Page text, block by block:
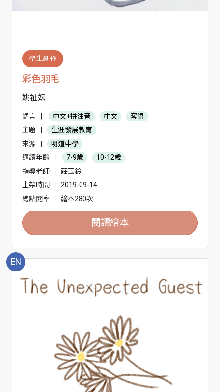
學生創作
彩色羽毛
姚祉妘
語言 中文+拼注音 中文
客語
主題
生涯發展教育
來源
明道中學
適讀年齡
7-9歲
10-12歲
指導老師
莊玉鈴
上架時間
2019-09-14
總點閱率
繪本280次
閱讀繪本
EN